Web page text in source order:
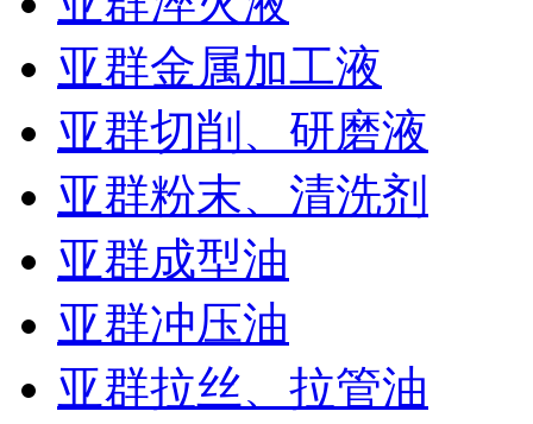
亚群金属加工液
亚群切削、研磨液
亚群粉末、清洗剂
亚群成型油
亚群冲压油
亚群拉丝、拉管油